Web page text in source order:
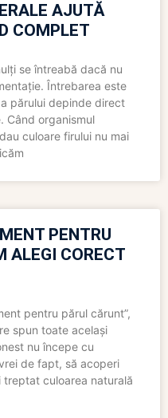
AJUTĂ
COMPLET
se întreabă dacă nu
Întrebarea este
părului depinde direct
Când organismul
culoare firului nu mai
PENTRU
ALEGI CORECT
pentru părul cărunt”,
spun toate același
nu începe cu
de fapt, să acoperi
culoarea naturală